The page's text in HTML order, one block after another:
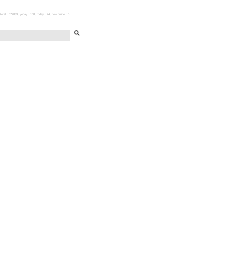
total：577839, yeday：108, today：74, now online：0